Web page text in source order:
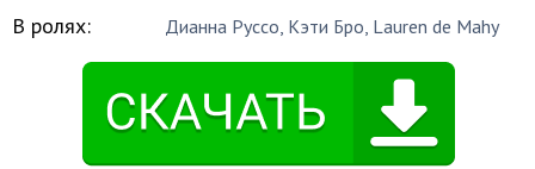
В ролях: Дианна Руссо, Кэти Бро, Lauren de Mahy